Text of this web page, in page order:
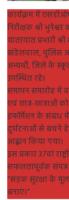
कार्यक्रम में
निरीक्षक श्री भुनेश्वर
यातायात प्रभारी
खंडेलवाल, पुलिस
अभ्यर्थी, जिले के
उपस्थित रहे।
समापन समारोह में
एवं छात्र-छात्राओं
इंफॉर्मेशन के संबंध में
दुर्घटनाओं से बचने
आह्वान किया गया।
इस प्रकार 37वां
सफलतापूर्वक
“सड़क सुरक्षा के
बनाएं।”